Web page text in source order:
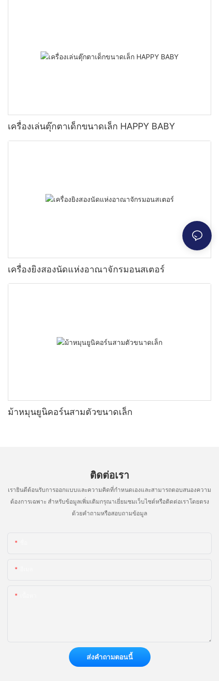
เครื่องเล่นตุ๊กตาเด็กขนาดเล็ก HAPPY BABY
เครื่องยิงสองนัดแห่งอาณาจักรมอนสเตอร์
ม้าหมุนยูนิคอร์นสามตัวขนาดเล็ก
ติดต่อเรา
เรายินดีต้อนรับการออกแบบและความคิดที่กำหนดเองและสามารถตอบสนองความ
ต้องการเฉพาะ สำหรับข้อมูลเพิ่มเติมกรุณาเยี่ยมชมเว็บไซต์หรือติดต่อเราโดยตรง
ด้วยคำถามหรือสอบถามข้อมูล
ส่งคำถามตอนนี้